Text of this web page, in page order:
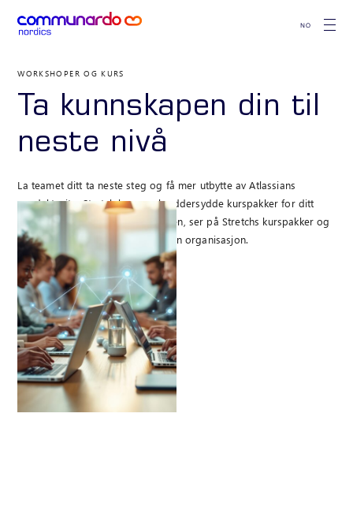
NO
WORKSHOPER OG KURS
Ta kunnskapen din til
neste nivå
La teamet ditt ta neste steg og få mer utbytte av Atlassians
produktsuite. Stretch leverer skreddersydde kurspakker for ditt
behov. Sammen setter vi agendaen, ser på Stretchs kurspakker og
velger det som passer best for din organisasjon.
KONTAKT OSS